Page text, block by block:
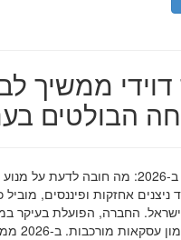
ממשיך
הבולטים
מאיר דוידי ב-2026: מה חובה
ניצנים אחזקות ופיננסים,
החברה, הפועלת בעיקר